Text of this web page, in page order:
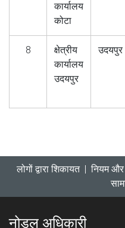
कार्यालय
कोटा
8
क्षेत्रीय
कार्यालय
उदयपुर
उदयपुर
लोगों द्वारा शिकायत | नियम और
नोडल अधिकारी